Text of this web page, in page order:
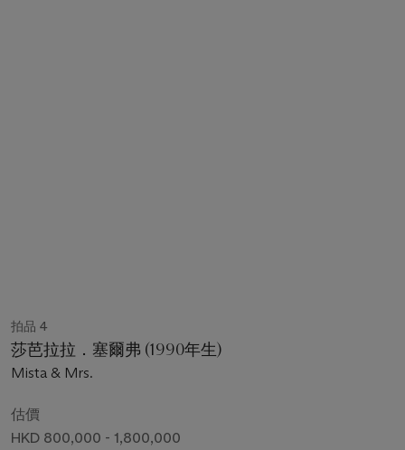
拍品 4
莎芭拉拉．塞爾弗 (1990年生)
Mista & Mrs.
估價
HKD 800,000 - 1,800,000